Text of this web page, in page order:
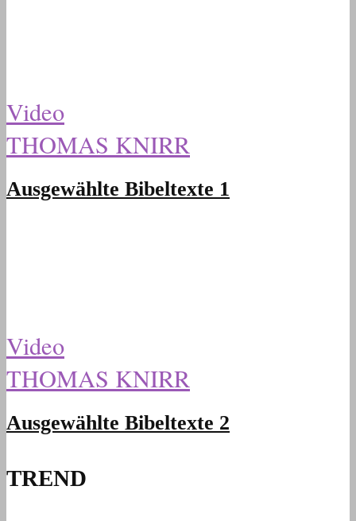
Video
THOMAS KNIRR
Ausgewählte Bibeltexte 1
Video
THOMAS KNIRR
Ausgewählte Bibeltexte 2
TREND